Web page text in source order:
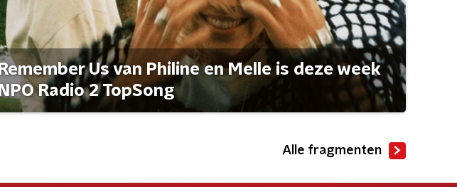
Remember Us van Philine en Melle is deze week
NPO Radio 2 TopSong
Alle fragmenten